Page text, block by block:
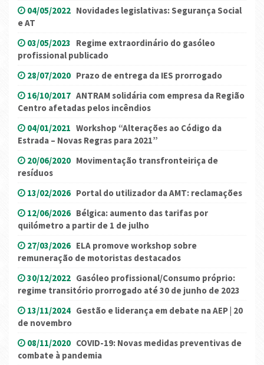
04/05/2022 Novidades legislativas: Segurança Social
e AT
03/05/2023 Regime extraordinário do gasóleo
profissional publicado
28/07/2020 Prazo de entrega da IES prorrogado
16/10/2017 ANTRAM solidária com empresa da Região
Centro afetadas pelos incêndios
04/01/2021 Workshop “Alterações ao Código da
Estrada – Novas Regras para 2021”
20/06/2020 Movimentação transfronteiriça de
resíduos
13/02/2026 Portal do utilizador da AMT: reclamações
12/06/2026 Bélgica: aumento das tarifas por
quilómetro a partir de 1 de julho
27/03/2026 ELA promove workshop sobre
remuneração de motoristas destacados
30/12/2022 Gasóleo profissional/Consumo próprio:
regime transitório prorrogado até 30 de junho de 2023
13/11/2024 Gestão e liderança em debate na AEP | 20
de novembro
08/11/2020 COVID-19: Novas medidas preventivas de
combate à pandemia